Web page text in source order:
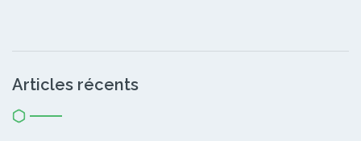
Articles récents